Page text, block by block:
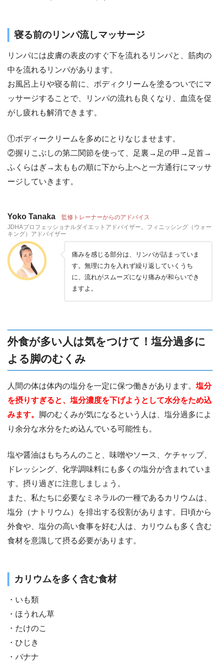
寝る前のリンパ流しマッサージ
リンパには皮膚の表皮のすぐ下を流れるリンパと、筋肉の
中を流れるリンパがあります。
お風呂上りや寝る前に、ボディクリームを塗るついでにマ
ッサージすることで、リンパの流れも良くなり、血流を促
がし疲れも解消できます。
①ボディークリームを多めにとりなじませます。
②握りこぶしの第二関節を使って、足裏→足の甲→足首→
ふくらはぎ→太ももの順に下から上へと一方通行にマッサ
ージしていきます。
Yoko Tanaka 監修トレーナーからのアドバイス
JDHAプロフェッショナルダイエットアドバイザー。フィニッシング（ウォー
キング）アドバイザー
痛みを感じる部分は、リンパが詰まっていま
す。無理に力を入れず繰り返していくうち
に、流れがスムーズになり痛みが和らいでき
ますよ。
外食が多い人は気をつけて！塩分過多に
よる脚のむくみ
人間の体は体内の塩分を一定に保つ働きがあります。 塩分
を摂りすぎると、塩分濃度を下げようとして水分をため込
みます。
脚のむくみが気になるという人は、塩分過多によ
り余分な水分をため込んでいる可能性も。
塩や醤油はもちろんのこと、味噌やソース、ケチャップ、
ドレッシング、化学調味料にも多くの塩分が含まれていま
す。摂り過ぎに注意しましょう。
また、私たちに必要なミネラルの一種であるカリウムは、
塩分（ナトリウム）を排出する役割があります。日頃から
外食や、塩分の高い食事を好む人は、カリウムも多く含む
食材を意識して摂る必要があります。
カリウムを多く含む食材
・いも類
・ほうれん草
・たけのこ
・ひじき
・バナナ